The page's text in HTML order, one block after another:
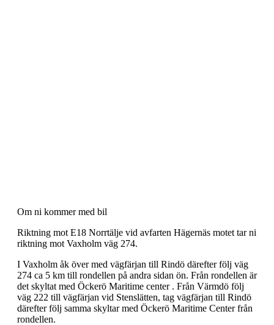
Om ni kommer med bil
Riktning mot E18 Norrtälje vid avfarten Hägernäs motet tar ni
riktning mot Vaxholm väg 274.
I Vaxholm åk över med vägfärjan till Rindö därefter följ väg
274 ca 5 km till rondellen på andra sidan ön. Från rondellen är
det skyltat med Öckerö Maritime center . Från Värmdö följ
väg 222 till vägfärjan vid Stenslätten, tag vägfärjan till Rindö
därefter följ samma skyltar med Öckerö Maritime Center från
rondellen.